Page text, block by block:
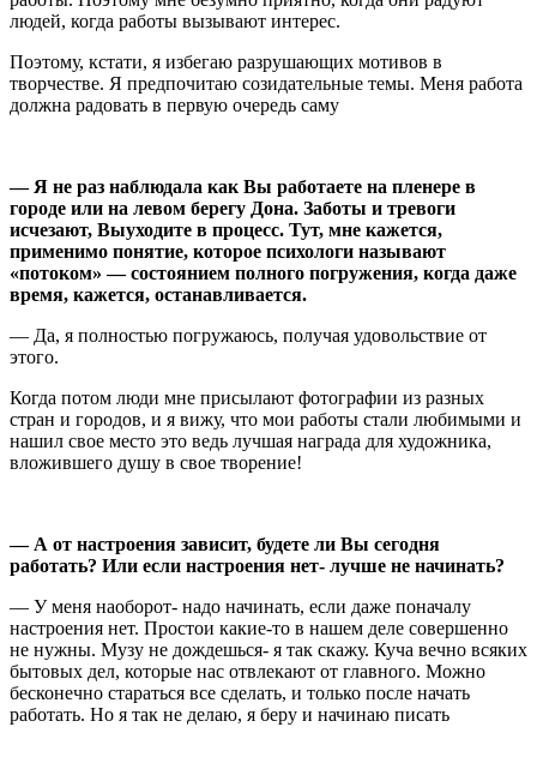
людей, когда работы вызывают интерес.
Поэтому, кстати, я избегаю разрушающих мотивов в
творчестве. Я предпочитаю созидательные темы. Меня работа
должна радовать в первую очередь саму
— Я не раз наблюдала как Вы работаете на пленере в
городе или на левом берегу Дона. Заботы и тревоги
исчезают, Выуходите в процесс. Тут, мне кажется,
применимо понятие, которое психологи называют
«потоком» — состоянием полного погружения, когда даже
время, кажется, останавливается.
— Да, я полностью погружаюсь, получая удовольствие от
этого.
Когда потом люди мне присылают фотографии из разных
стран и городов, и я вижу, что мои работы стали любимыми и
нашил свое место это ведь лучшая награда для художника,
вложившего душу в свое творение!
— А от настроения зависит, будете ли Вы сегодня
работать? Или если настроения нет- лучше не начинать?
— У меня наоборот- надо начинать, если даже поначалу
настроения нет. Простои какие-то в нашем деле совершенно
не нужны. Музу не дождешься- я так скажу. Куча вечно всяких
бытовых дел, которые нас отвлекают от главного. Можно
бесконечно стараться все сделать, и только после начать
работать. Но я так не делаю, я беру и начинаю писать